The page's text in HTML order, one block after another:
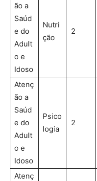
ão a
Saúd
e do
Adult
o e
Idoso
Nutri
ção
2
Atenç
ão a
Saúd
e do
Adult
o e
Idoso
Psico
logia
2
Atenç